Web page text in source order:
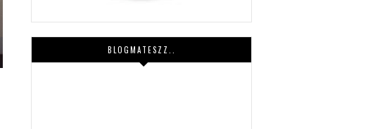
BLOGMATESZZ..